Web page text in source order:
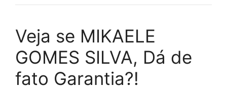
Veja se MIKAELE
GOMES SILVA, Dá de
fato Garantia?!